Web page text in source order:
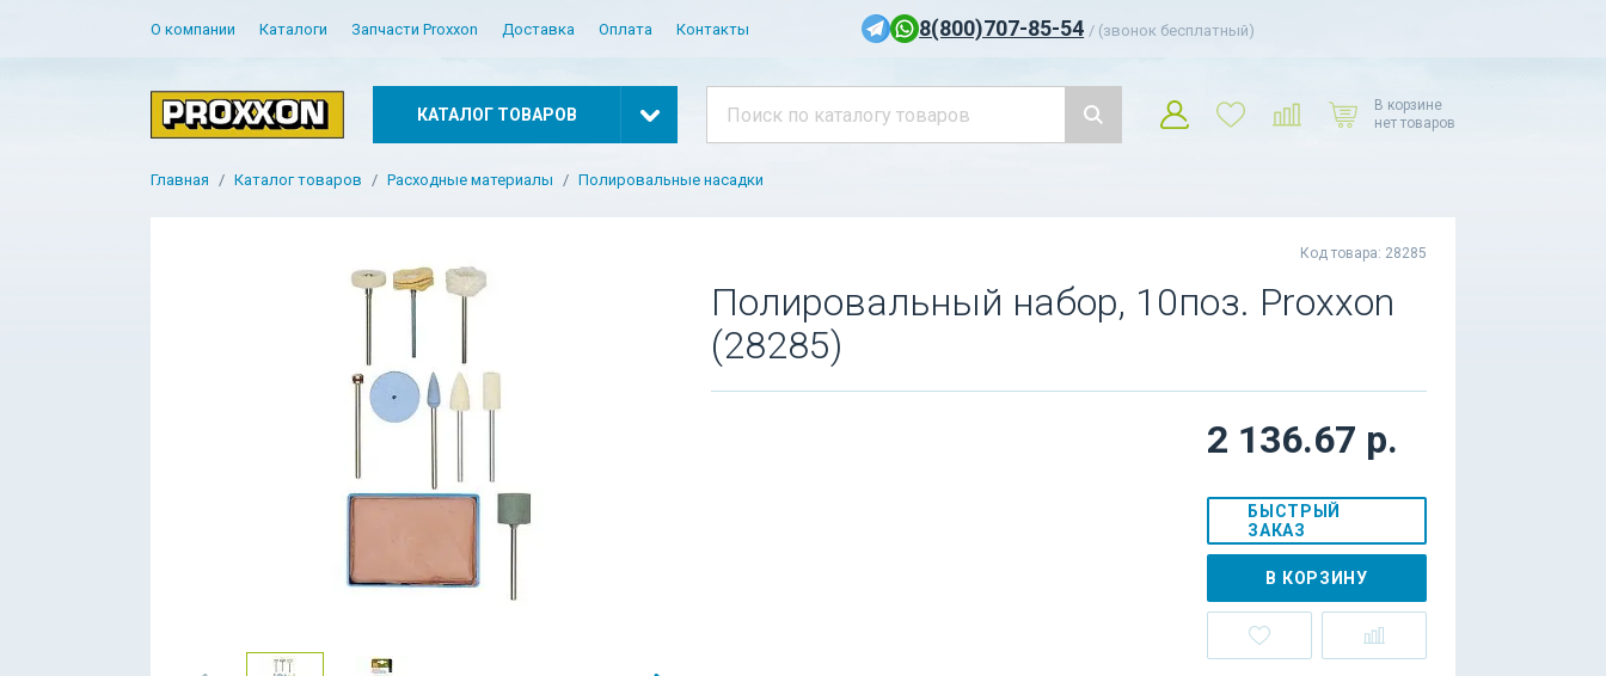
О компании Каталоги Запчасти Proxxon Доставка Оплата Контакты 8(800)707-85-54 / (звонок бесплатный)
КАТАЛОГ ТОВАРОВ
В корзине
нет товаров
Главная Каталог товаров Расходные материалы Полировальные насадки
Код товара: 28285
Полировальный набор, 10поз. Proxxon
(28285)
2 136.67 р.
БЫСТРЫЙ
ЗАКАЗ
В КОРЗИНУ